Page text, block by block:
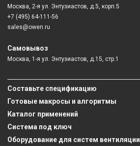
Москва, 2-я ул. Энтузиастов, д.5, корп.5
+7 (495) 64-111-56
sales@owen.ru
Самовывоз
Москва, 1-я ул. Энтузиастов, д.15, стр.1
Составьте спецификацию
Готовые макросы и алгоритмы
Каталог применений
Система под ключ
Оборудование для систем вентиляции